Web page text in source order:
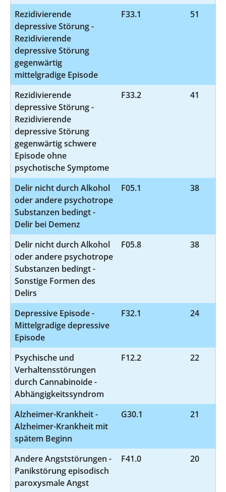
Rezidivierende
depressive Störung -
Rezidivierende
depressive Störung
gegenwärtig
mittelgradige Episode
F33.1 51
Rezidivierende
depressive Störung -
Rezidivierende
depressive Störung
gegenwärtig schwere
Episode ohne
psychotische Symptome
F33.2 41
Delir nicht durch Alkohol
oder andere psychotrope
Substanzen bedingt -
Delir bei Demenz
F05.1 38
Delir nicht durch Alkohol
oder andere psychotrope
Substanzen bedingt -
Sonstige Formen des
Delirs
F05.8 38
Depressive Episode -
Mittelgradige depressive
Episode
F32.1 24
Psychische und
Verhaltensstörungen
durch Cannabinoide -
Abhängigkeitssyndrom
F12.2 22
Alzheimer-Krankheit -
Alzheimer-Krankheit mit
spätem Beginn
G30.1 21
Andere Angststörungen -
Panikstörung episodisch
paroxysmale Angst
F41.0 20